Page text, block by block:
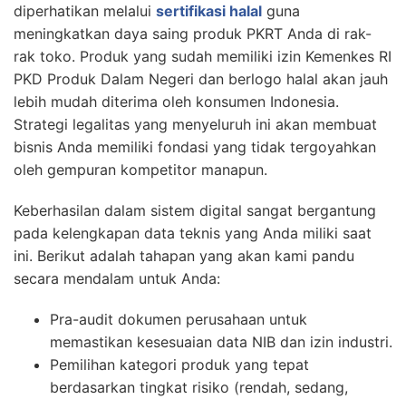
diperhatikan melalui sertifikasi halal guna
meningkatkan daya saing produk PKRT Anda di rak-
rak toko. Produk yang sudah memiliki izin Kemenkes RI
PKD Produk Dalam Negeri dan berlogo halal akan jauh
lebih mudah diterima oleh konsumen Indonesia.
Strategi legalitas yang menyeluruh ini akan membuat
bisnis Anda memiliki fondasi yang tidak tergoyahkan
oleh gempuran kompetitor manapun.
Keberhasilan dalam sistem digital sangat bergantung
pada kelengkapan data teknis yang Anda miliki saat
ini. Berikut adalah tahapan yang akan kami pandu
secara mendalam untuk Anda:
Pra-audit dokumen perusahaan untuk
memastikan kesesuaian data NIB dan izin industri.
Pemilihan kategori produk yang tepat
berdasarkan tingkat risiko (rendah, sedang,